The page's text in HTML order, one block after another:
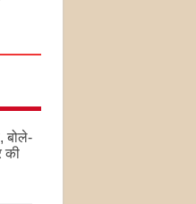
बोले-
की